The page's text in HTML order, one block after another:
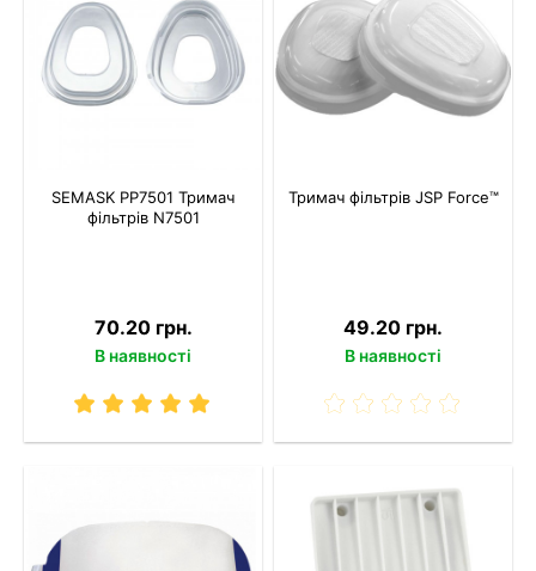
SEMASK PP7501 Тримач
фільтрів N7501
70.20 грн.
В наявності
Тримач фільтрів JSP Force™
49.20 грн.
В наявності